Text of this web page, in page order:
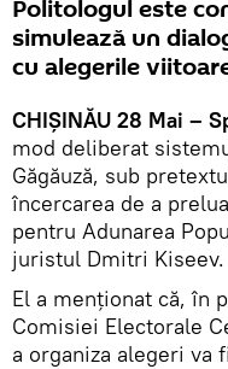
Politologul este
simulează un
cu alegerile
CHIȘINĂU 28 Mai –
mod deliberat
Găgăuză, sub
încercarea de a
pentru Adunarea
juristul Dmitri Kiseev.
El a menționat că, în
Comisiei Electorale
a organiza alegeri va